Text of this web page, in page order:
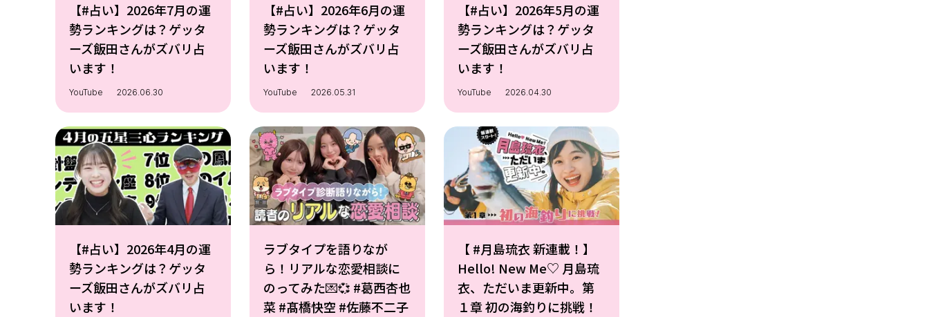
【#占い】2026年7月の運
勢ランキングは？ゲッタ
ーズ飯田さんがズバリ占
います！
YouTube 2026.06.30
【#占い】2026年6月の運
勢ランキングは？ゲッタ
ーズ飯田さんがズバリ占
います！
YouTube 2026.05.31
【#占い】2026年5月の運
勢ランキングは？ゲッタ
ーズ飯田さんがズバリ占
います！
YouTube 2026.04.30
【#占い】2026年4月の運
勢ランキングは？ゲッタ
ーズ飯田さんがズバリ占
います！
ラブタイプを語りなが
ら！リアルな恋愛相談に
のってみた💌💞 #葛西杏也
菜 #髙橋快空 #佐藤不二子
【 #月島琉衣 新連載！】
Hello! New Me♡ 月島琉
衣、ただいま更新中。第
１章 初の海釣りに挑戦！